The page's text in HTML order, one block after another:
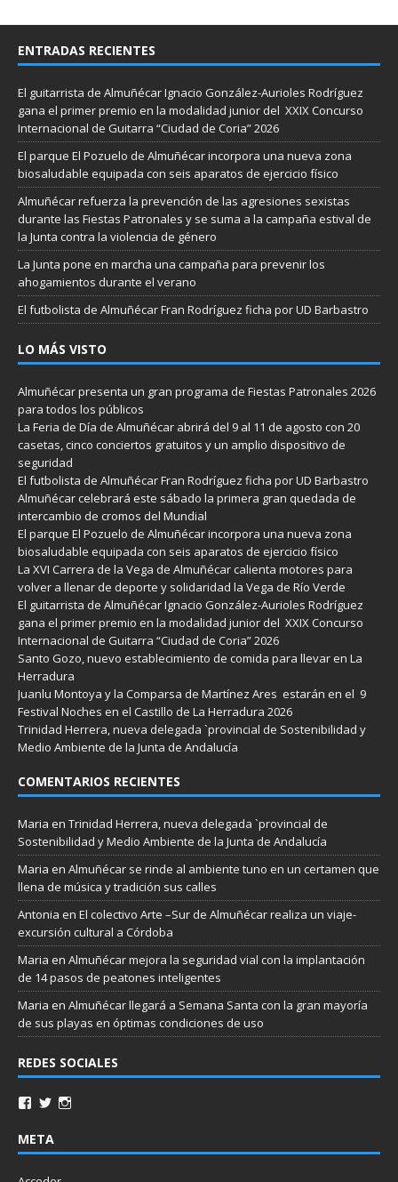
ENTRADAS RECIENTES
El guitarrista de Almuñécar Ignacio González-Aurioles Rodríguez
gana el primer premio en la modalidad junior del XXIX Concurso
Internacional de Guitarra “Ciudad de Coria” 2026
El parque El Pozuelo de Almuñécar incorpora una nueva zona
biosaludable equipada con seis aparatos de ejercicio físico
Almuñécar refuerza la prevención de las agresiones sexistas
durante las Fiestas Patronales y se suma a la campaña estival de
la Junta contra la violencia de género
La Junta pone en marcha una campaña para prevenir los
ahogamientos durante el verano
El futbolista de Almuñécar Fran Rodríguez ficha por UD Barbastro
LO MÁS VISTO
Almuñécar presenta un gran programa de Fiestas Patronales 2026
para todos los públicos
La Feria de Día de Almuñécar abrirá del 9 al 11 de agosto con 20
casetas, cinco conciertos gratuitos y un amplio dispositivo de
seguridad
El futbolista de Almuñécar Fran Rodríguez ficha por UD Barbastro
Almuñécar celebrará este sábado la primera gran quedada de
intercambio de cromos del Mundial
El parque El Pozuelo de Almuñécar incorpora una nueva zona
biosaludable equipada con seis aparatos de ejercicio físico
La XVI Carrera de la Vega de Almuñécar calienta motores para
volver a llenar de deporte y solidaridad la Vega de Río Verde
El guitarrista de Almuñécar Ignacio González-Aurioles Rodríguez
gana el primer premio en la modalidad junior del XXIX Concurso
Internacional de Guitarra “Ciudad de Coria” 2026
Santo Gozo, nuevo establecimiento de comida para llevar en La
Herradura
Juanlu Montoya y la Comparsa de Martínez Ares estarán en el 9
Festival Noches en el Castillo de La Herradura 2026
Trinidad Herrera, nueva delegada `provincial de Sostenibilidad y
Medio Ambiente de la Junta de Andalucía
COMENTARIOS RECIENTES
Maria en Trinidad Herrera, nueva delegada `provincial de
Sostenibilidad y Medio Ambiente de la Junta de Andalucía
Maria en Almuñécar se rinde al ambiente tuno en un certamen que
llena de música y tradición sus calles
Antonia en El colectivo Arte –Sur de Almuñécar realiza un viaje-
excursión cultural a Córdoba
Maria en Almuñécar mejora la seguridad vial con la implantación
de 14 pasos de peatones inteligentes
Maria en Almuñécar llegará a Semana Santa con la gran mayoría
de sus playas en óptimas condiciones de uso
REDES SOCIALES
META